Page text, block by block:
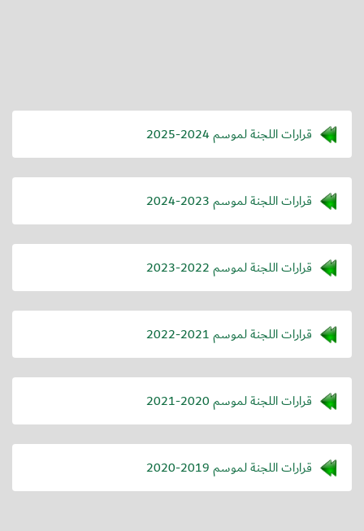
قرارات اللجنة لموسم 2024-2025
قرارات اللجنة لموسم 2023-2024
قرارات اللجنة لموسم 2022-2023
قرارات اللجنة لموسم 2021-2022
قرارات اللجنة لموسم 2020-2021
قرارات اللجنة لموسم 2019-2020